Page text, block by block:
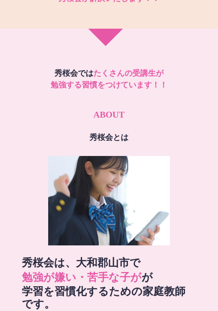
秀桜会ではたくさんの受講生が
勉強する習慣をつけています！！
ABOUT
秀桜会とは
秀桜会は、大和郡山市で
勉強が嫌い・苦手な子がが
学習を習慣化するための家庭教師
です。